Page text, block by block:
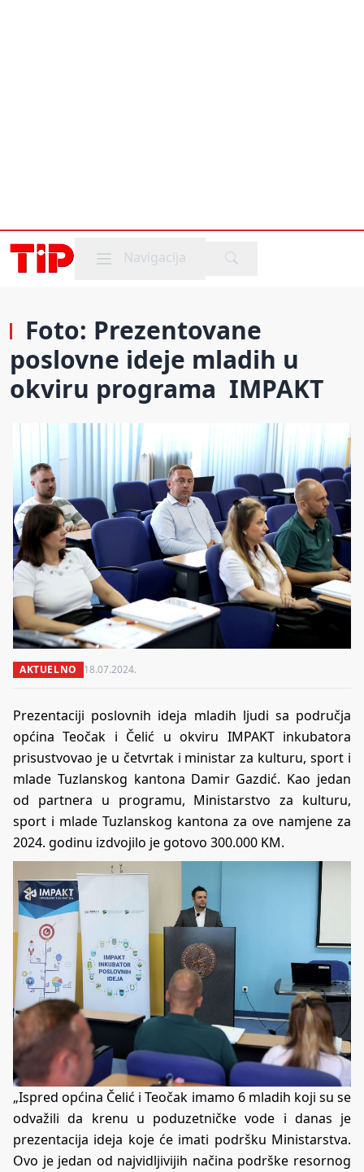
Mobile menu
Navigacija
Foto: Prezentovane
poslovne ideje mladih u
okviru programa IMPAKT
AKTUELNO 18.07.2024.
Prezentaciji poslovnih ideja mladih ljudi sa područja
općina Teočak i Čelić u okviru IMPAKT inkubatora
prisustvovao je u četvrtak i ministar za kulturu, sport i
mlade Tuzlanskog kantona Damir Gazdić. Kao jedan
od partnera u programu, Ministarstvo za kulturu,
sport i mlade Tuzlanskog kantona za ove namjene za
2024. godinu izdvojilo je gotovo 300.000 KM.
„Ispred općina Čelić i Teočak imamo 6 mladih koji su se
odvažili da krenu u poduzetničke vode i danas je
prezentacija ideja koje će imati podršku Ministarstva.
Ovo je jedan od najvidljivijih načina podrške resornog